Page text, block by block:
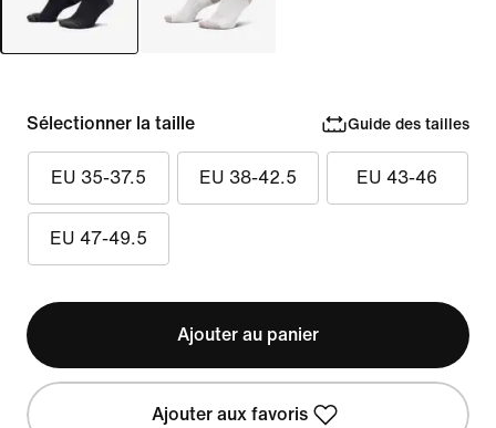
Sélectionner la taille Guide des tailles
EU 35-37.5 EU 38-42.5 EU 43-46
EU 47-49.5
Ajouter au panier
Ajouter aux favoris